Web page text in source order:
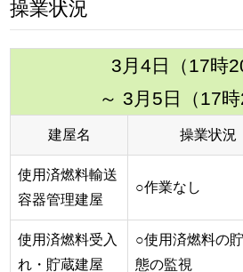
操業状況
3月4日（17時
～ 3月5日（17時
建屋名 操業状況
使用済燃料輸送
容器管理建屋
○作業なし
使用済燃料受入
れ・貯蔵建屋
○使用済燃料の
態の監視